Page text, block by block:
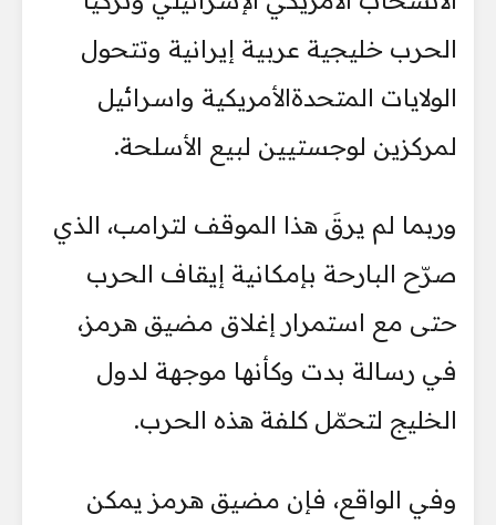
الحرب خليجية عربية إيرانية وتتحول
الولايات المتحدةالأمريكية واسرائيل
لمركزين لوجستيين لبيع الأسلحة.
وربما لم يرقَ هذا الموقف لترامب، الذي
صرّح البارحة بإمكانية إيقاف الحرب
حتى مع استمرار إغلاق مضيق هرمز،
في رسالة بدت وكأنها موجهة لدول
الخليج لتحمّل كلفة هذه الحرب.
وفي الواقع، فإن مضيق هرمز يمكن